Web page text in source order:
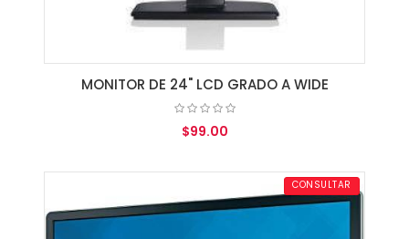
MONITOR DE 24" LCD GRADO A WIDE
$99.00
CONSULTAR